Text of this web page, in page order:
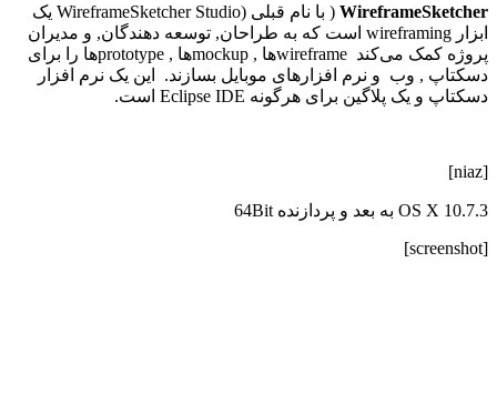
WireframeSketcher
( با نام قبلی (WireframeSketcher Studio یک
ابزار wireframing است که به طراحان, توسعه دهندگان, و مدیران
پروژه کمک می‌کند wireframeها , mockupها , prototypeها را برای
دسکتاپ , وب و نرم افزارهای موبایل بسازند. این یک نرم افزار
دسکتاپ و یک پلاگین برای هرگونه Eclipse IDE است.
[niaz]
OS X 10.7.3 به بعد و پردازنده 64Bit
[screenshot]